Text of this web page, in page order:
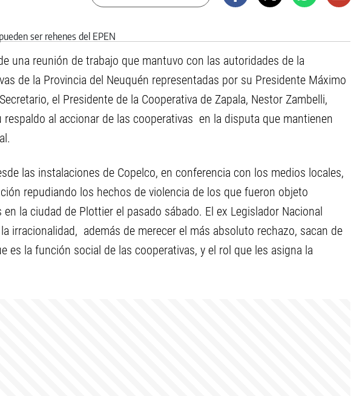
una reunión de trabajo que mantuvo con las autoridades de la
de la Provincia del Neuquén representadas por su Presidente Máximo
el Presidente de la Cooperativa de Zapala, Nestor Zambelli,
al accionar de las cooperativas en la disputa que mantienen
las instalaciones de Copelco, en conferencia con los medios locales,
repudiando los hechos de violencia de los que fueron objeto
la ciudad de Plottier el pasado sábado. El ex Legislador Nacional
irracionalidad, además de merecer el más absoluto rechazo, sacan de
es la función social de las cooperativas, y el rol que les asigna la